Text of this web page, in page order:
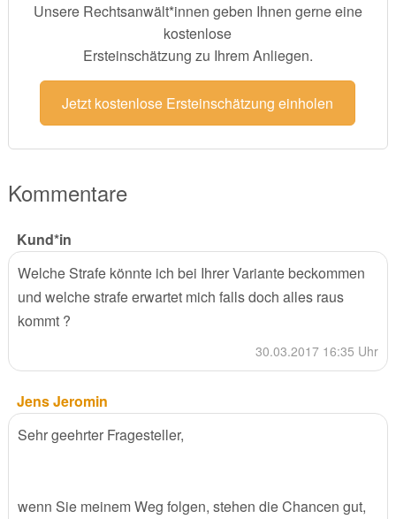
Unsere Rechtsanwält*innen geben Ihnen gerne eine
kostenlose
Ersteinschätzung zu Ihrem Anliegen.
Jetzt kostenlose Ersteinschätzung einholen
Kommentare
Kund*in
Welche Strafe könnte ich bei Ihrer Variante beckommen
und welche strafe erwartet mich falls doch alles raus
kommt ?
30.03.2017 16:35 Uhr
Jens Jeromin
Sehr geehrter Fragesteller,
wenn Sie meinem Weg folgen, stehen die Chancen gut,